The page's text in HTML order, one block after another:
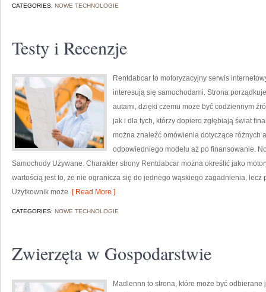
CATEGORIES: NOWE TECHNOLOGIE
Testy i Recenzje
Rentdabcar to motoryzacyjny serwis
interesują się samochodami. Strona
autami, dzięki czemu może być codziennym
jak i dla tych, którzy dopiero zgłębiają świat
można znaleźć omówienia dotyczące różnych
odpowiedniego modelu aż po finansowanie.
Samochody Używane. Charakter strony Rentdabcar można określić jako
wartością jest to, że nie ogranicza się do jednego wąskiego zagadnienia, lecz
Użytkownik może [ Read More ]
CATEGORIES: NOWE TECHNOLOGIE
Zwierzęta w Gospodarstwie
Madlennn to strona, które może być